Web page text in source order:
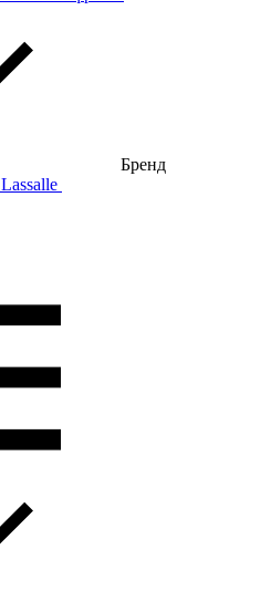
Бренд
Lassalle